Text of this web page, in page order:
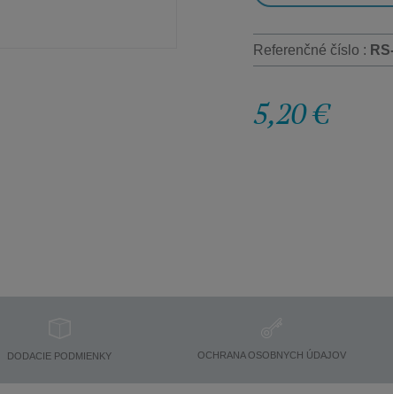
Referenčné číslo :
5,20 €
DODACIE PODMIENKY OCHRANA OSOBNYCH ÚDAJOV